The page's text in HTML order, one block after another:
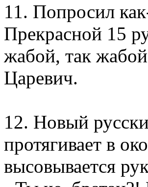
11. Попросил
Прекрасной 15
жабой, так
Царевич.
12. Новый
протягивает в
высовывается